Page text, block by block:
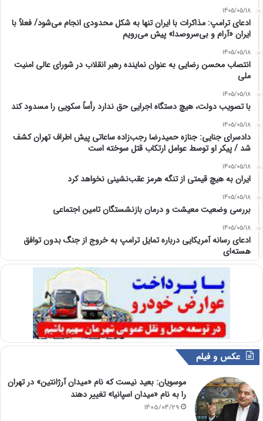
1405/05/18
ادعای ترامپ: مذاکرات با ایران تنها به شکل محدودی انجام می‌شود/ فعلاً با
ایران «آرام و بی‌سروصدا» پیش می‌رویم
1405/05/18
انتصاب محسن رضایی به عنوان نماینده رهبر انقلاب در شورای عالی امنیت
ملی
1405/05/18
با تصویب دولت، هیچ دستگاه اجرایی حق ندارد رأساً سکویی را مسدود کند
1405/05/18
دادسرای جنایی: جنازه حمیدرضا رجب‌زاده ساعاتی پیش اطراف تهران کشف
شد / پیکر او توسط عوامل‌ ارتکاب قتل سوخته است
1405/05/18
ایران به هیچ قیمتی از تنگه هرمز عقب‌نشینی نخواهد کرد
1405/05/18
بررسی وضعیت معیشت و درمان بازنشستگان تامین اجتماعی
1405/05/18
ادعای رسانه آمریکایی درباره تمایل ترامپ به خروج از جنگ بدون توافق
هسته‌ای
عکس و فیلم
موسویان: بعید نیست که نام «میدان آرژانتین» در تهران
را به نام «میدان اسپانیا» تغییر دهند
1405/04/29